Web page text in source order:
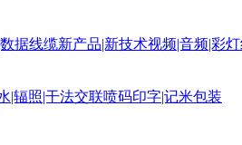
据线缆新产品|新技术视频|音频|彩
|辐照|干法交联喷码印字|记米包装